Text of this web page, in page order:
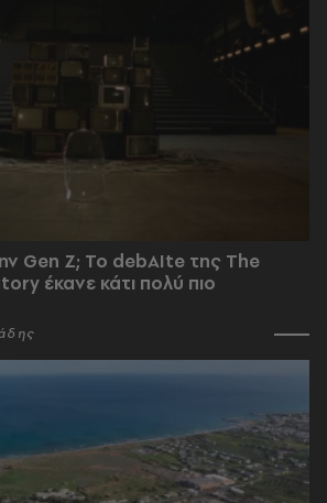
Gen Z; Το debAIte της The
έκανε κάτι πολύ πιο